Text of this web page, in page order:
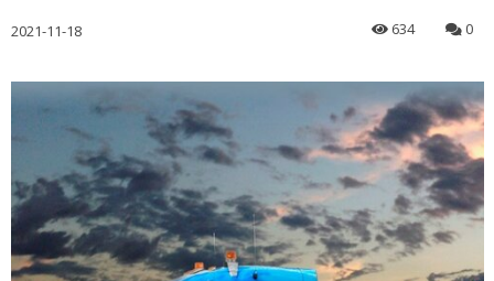
2021-11-18 634 0